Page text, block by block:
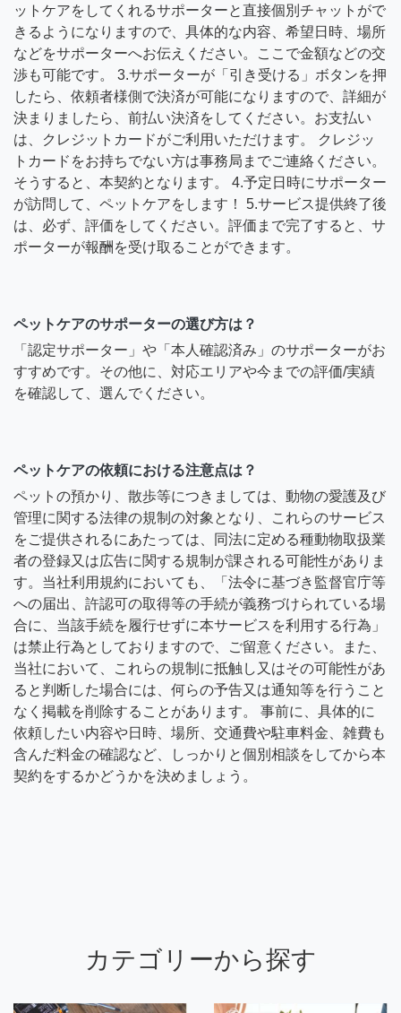
ットケアをしてくれるサポーターと直接個別チャットがで
きるようになりますので、具体的な内容、希望日時、場所
などをサポーターへお伝えください。ここで金額などの交
渉も可能です。 3.サポーターが「引き受ける」ボタンを押
したら、依頼者様側で決済が可能になりますので、詳細が
決まりましたら、前払い決済をしてください。お支払い
は、クレジットカードがご利用いただけます。 クレジッ
トカードをお持ちでない方は事務局までご連絡ください。
そうすると、本契約となります。 4.予定日時にサポーター
が訪問して、ペットケアをします！ 5.サービス提供終了後
は、必ず、評価をしてください。評価まで完了すると、サ
ポーターが報酬を受け取ることができます。
ペットケアのサポーターの選び方は？
「認定サポーター」や「本人確認済み」のサポーターがお
すすめです。その他に、対応エリアや今までの評価/実績
を確認して、選んでください。
ペットケアの依頼における注意点は？
ペットの預かり、散歩等につきましては、動物の愛護及び
管理に関する法律の規制の対象となり、これらのサービス
をご提供されるにあたっては、同法に定める種動物取扱業
者の登録又は広告に関する規制が課される可能性がありま
す。当社利用規約においても、「法令に基づき監督官庁等
への届出、許認可の取得等の手続が義務づけられている場
合に、当該手続を履行せずに本サービスを利用する行為」
は禁止行為としておりますので、ご留意ください。また、
当社において、これらの規制に抵触し又はその可能性があ
ると判断した場合には、何らの予告又は通知等を行うこと
なく掲載を削除することがあります。 事前に、具体的に
依頼したい内容や日時、場所、交通費や駐車料金、雑費も
含んだ料金の確認など、しっかりと個別相談をしてから本
契約をするかどうかを決めましょう。
カテゴリーから探す